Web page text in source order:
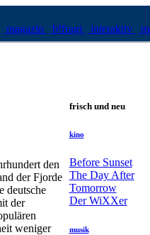
magazin b!fragt interaktiv
den
der Fjorde
deutsche
der
weniger
frisch und neu
kino
Before Sunset
The Day After
Tomorrow
Der WiXXer
musik